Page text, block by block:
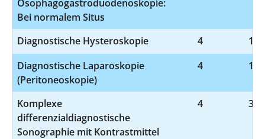
Ösophagogastroduodenoskopie:
Bei normalem Situs
Diagnostische Hysteroskopie 4
1-
Diagnostische Laparoskopie
(Peritoneoskopie)
4 1-
Komplexe
differenzialdiagnostische
Sonographie mit Kontrastmittel
4 3-